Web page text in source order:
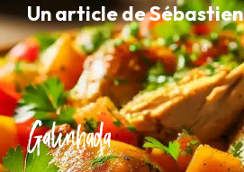
Un article de Sébastien
Galinhada